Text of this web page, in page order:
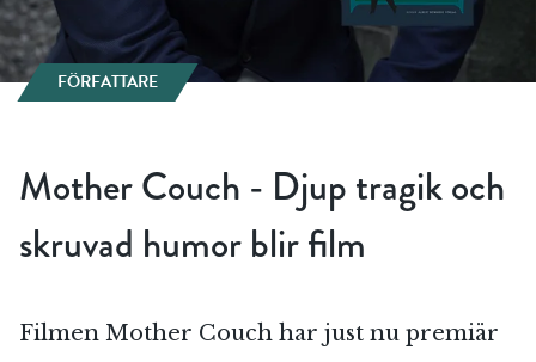
FÖRFATTARE
Mother Couch - Djup tragik och
skruvad humor blir film
Filmen Mother Couch har just nu premiär